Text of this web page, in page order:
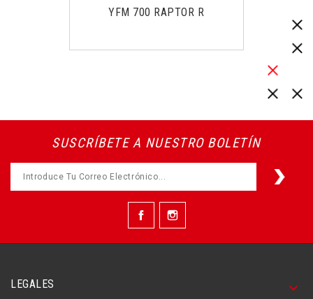
YFM 700 RAPTOR R
SUSCRÍBETE A NUESTRO BOLETÍN
FacebookInstagram
LEGALES 